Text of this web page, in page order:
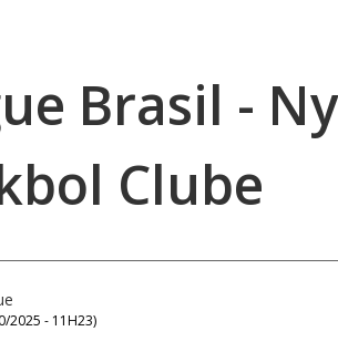
Brasil -
Clube
2025 - 11H23)